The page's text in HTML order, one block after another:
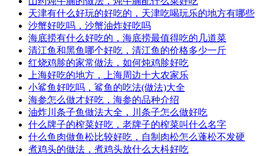
天津有什么好玩的好吃的，天津吃喝玩乐的地方有哪些
沙蟹好吃吗，沙蟹油炸好吃吗
海底捞有什么好吃的，海底捞最值得吃的几道菜
清江鱼和黑鱼哪个好吃，清江鱼的价格多少一斤
红烧鸡胗的家常做法，如何炖鸡胗好吃
上海好吃的地方，上海周边十大农家乐
小鲨鱼好吃吗，鲨鱼的吃法(做法)大全
海参怎么做才好吃，海参的品种介绍
油炸川条子鱼做法大全，川条子怎么做好吃
什么牌子的榨菜好吃，老牌子的榨菜叫什么名字
什么鱼肉做鱼松比较好吃，自制肉松怎么蓬松不发硬
煮鸡头的做法，煮鸡头放什么大枓好吃